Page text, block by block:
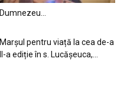
Dumnezeu…
Marșul pentru viață la cea de-a
II-a ediție în s. Lucășeuca,...